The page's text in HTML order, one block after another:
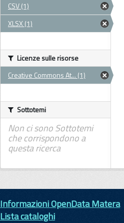
CSV (1)
XLSX (1)
Licenze sulle risorse
Creative Commons At... (1)
Sottotemi
Non ci sono Sottotemi
che corrispondono a
questa ricerca
Informazioni OpenData Matera
Lista cataloghi